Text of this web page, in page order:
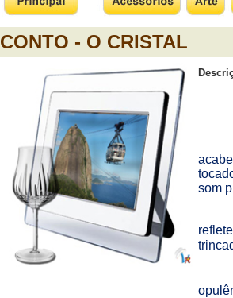
CONTO - O CRISTAL
som